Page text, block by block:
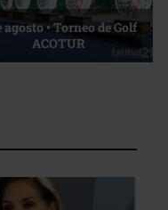
La esencia del servicio